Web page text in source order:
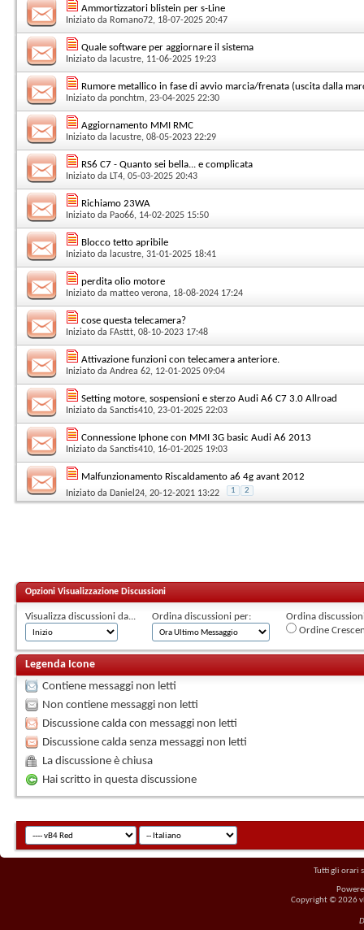
Ammortizzatori blistein per s-Line
Iniziato da Romano72, 18-07-2025 20:47
Quale software per aggiornare il sistema
Iniziato da lacustre, 11-06-2025 19:23
Rumore metallico in fase di avvio marcia/frenata (uscita dalla
Iniziato da ponchtm, 23-04-2025 22:30
Aggiornamento MMI RMC
Iniziato da lacustre, 08-05-2023 22:29
RS6 C7 - Quanto sei bella... e complicata
Iniziato da LT4, 05-03-2025 20:43
Richiamo 23WA
Iniziato da Pao66, 14-02-2025 15:50
Blocco tetto apribile
Iniziato da lacustre, 31-01-2025 18:41
perdita olio motore
Iniziato da matteo verona, 18-08-2024 17:24
cose questa telecamera?
Iniziato da FAsttt, 08-10-2023 17:48
Attivazione funzioni con telecamera anteriore.
Iniziato da Andrea 62, 12-01-2025 09:04
Setting motore, sospensioni e sterzo Audi A6 C7 3.0 Allroad
Iniziato da Sanctis410, 23-01-2025 22:03
Connessione Iphone con MMI 3G basic Audi A6 2013
Iniziato da Sanctis410, 16-01-2025 19:03
Malfunzionamento Riscaldamento a6 4g avant 2012
Iniziato da Daniel24, 20-12-2021 13:22 1 2
Opzioni Visualizzazione Discussioni
Visualizza discussioni da... Ordina discussioni per:
Ordina
Ordine
Legenda Icone
Contiene messaggi non letti
Non contiene messaggi non letti
Discussione calda con messaggi non letti
Discussione calda senza messaggi non letti
La discussione è chiusa
Hai scritto in questa discussione
Tutti gli orari
Copyright © 2026